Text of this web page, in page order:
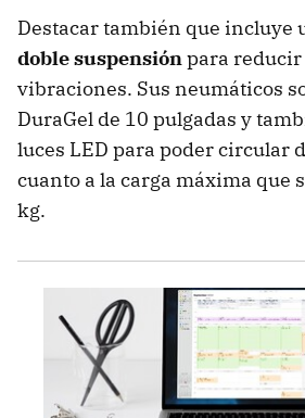
Destacar también que incluye
doble suspensiónpara
vibraciones. Sus neumáticos
DuraGel de 10 pulgadas y
luces LED para poder circular
cuanto a la carga máxima que
kg.